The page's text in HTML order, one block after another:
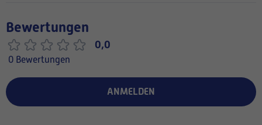
Bewertungen
0,0
0 Bewertungen
ANMELDEN